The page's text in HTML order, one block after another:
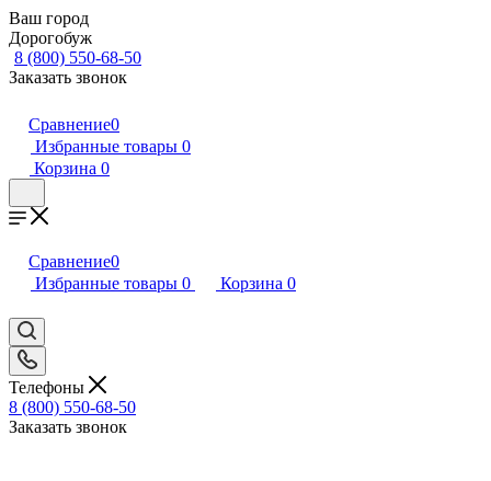
Ваш город
Дорогобуж
8 (800) 550-68-50
Заказать звонок
Сравнение0
Избранные товары 0
Корзина 0
Сравнение0
Избранные товары 0 Корзина 0
Телефоны
8 (800) 550-68-50
Заказать звонок